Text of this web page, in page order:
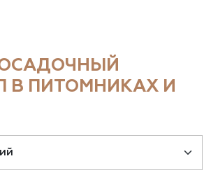
В ПИТОМНИКАХ И